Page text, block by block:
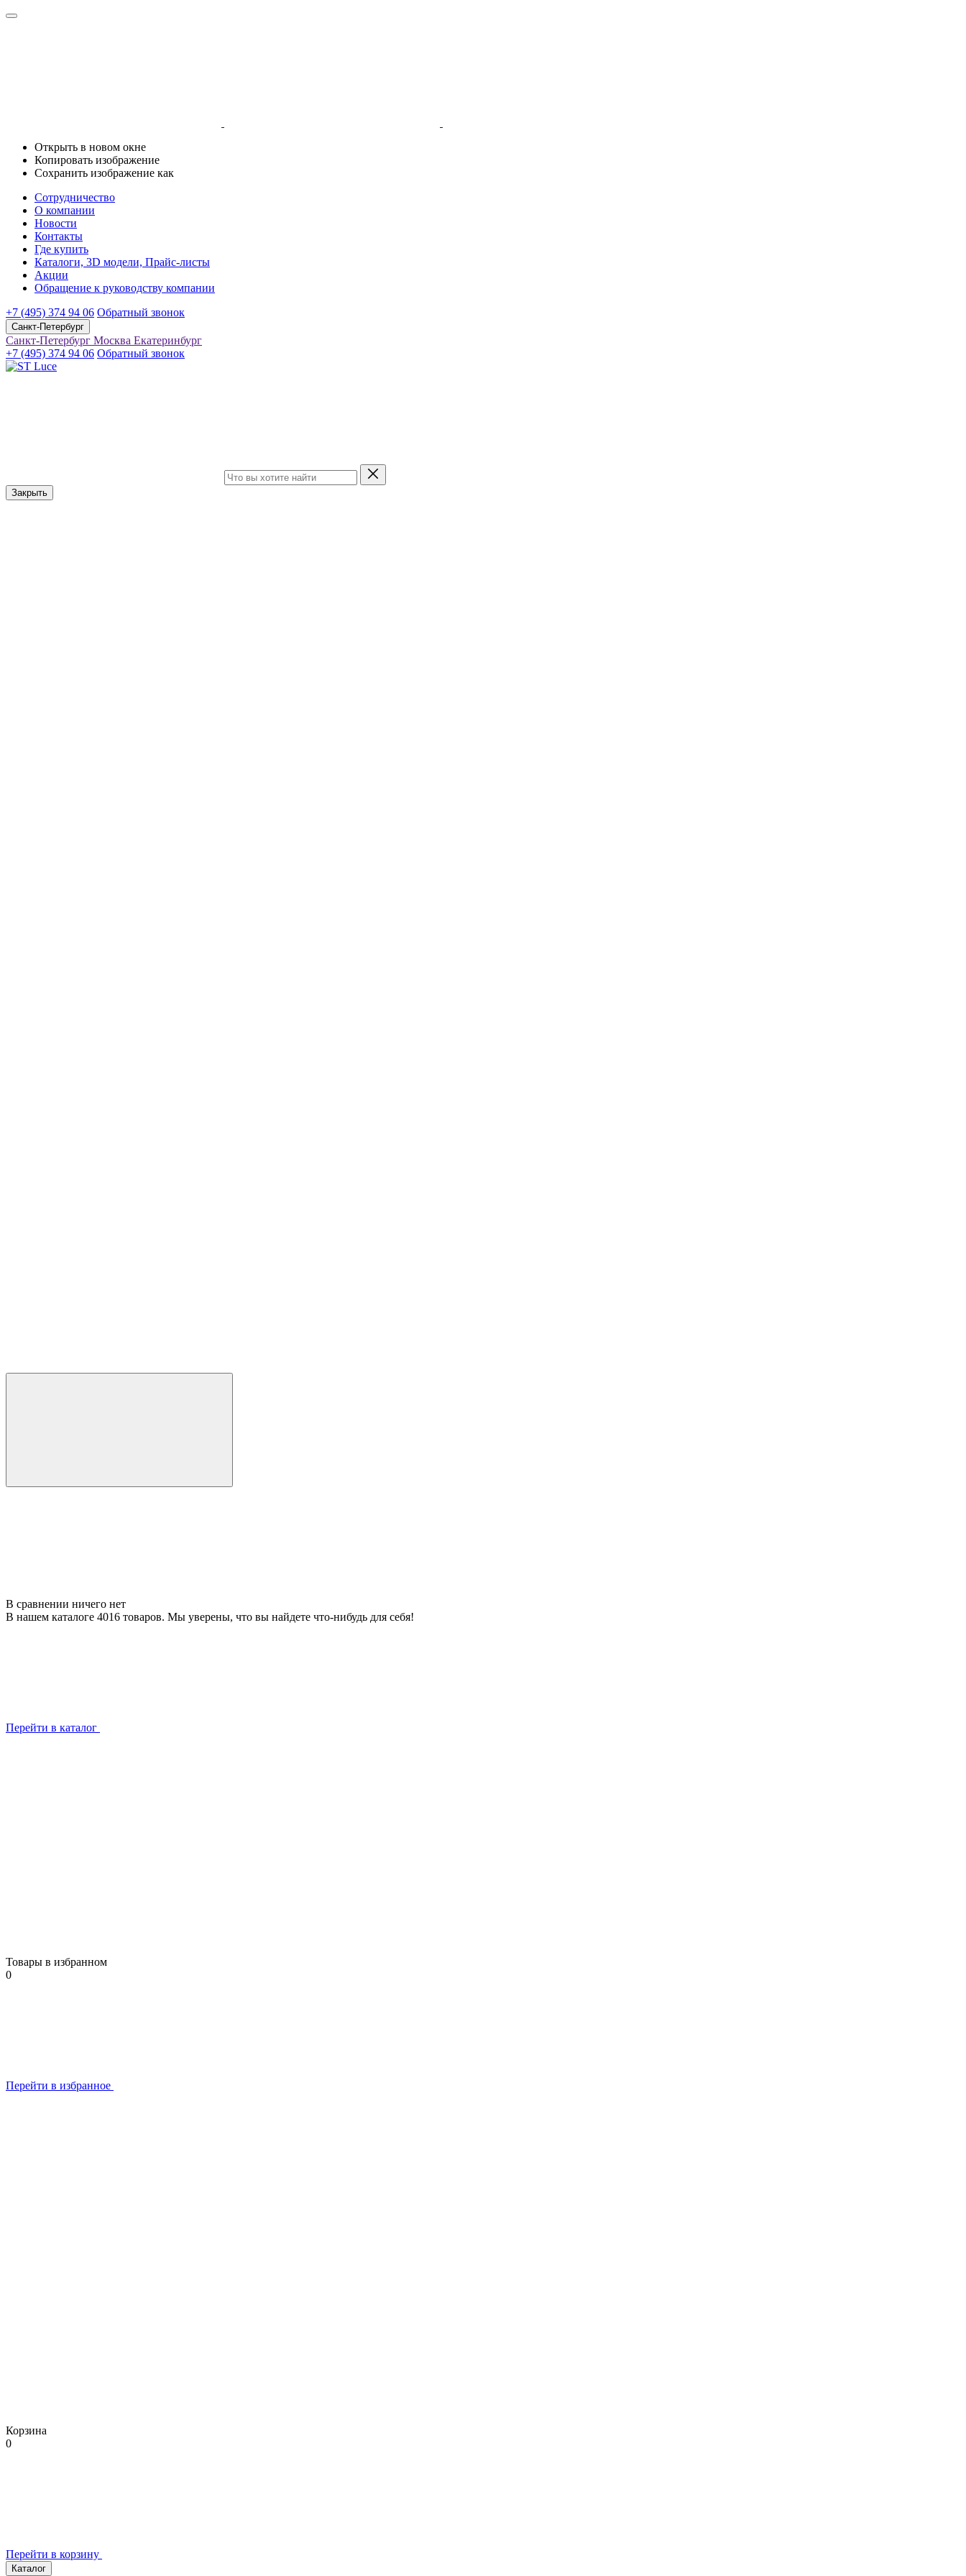
Открыть в новом окне
Копировать изображение
Сохранить изображение как
Сотрудничество
О компании
Новости
Контакты
Где купить
Каталоги, 3D модели, Прайс-листы
Акции
Обращение к руководству компании
+7 (495) 374 94 06 Обратный звонок
Санкт-Петербург
Санкт-Петербург Москва Екатеринбург
+7 (495) 374 94 06 Обратный звонок
Закрыть
В сравнении ничего нет
В нашем каталоге 4016 товаров. Мы уверены, что вы найдете что-нибудь для себя!
Перейти в каталог
Товары в избранном
0
Перейти в избранное
Корзина
0
Перейти в корзину
Каталог